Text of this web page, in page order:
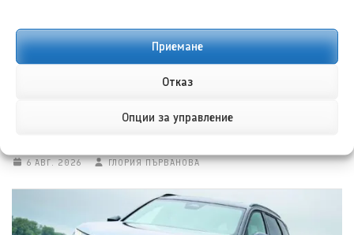
Приемане
Отказ
Опции за управление
6 АВГ. 2026 ГЛОРИЯ ПЪРВАНОВА